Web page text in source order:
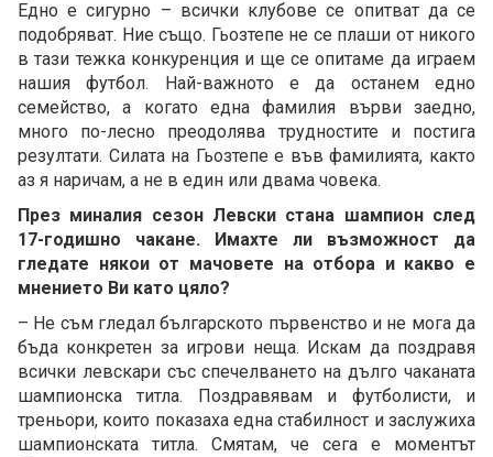
Едно е сигурно – всички клубове се опитват да се
подобряват. Ние също. Гьозтепе не се плаши от никого
в тази тежка конкуренция и ще се опитаме да играем
нашия футбол. Най-важното е да останем едно
семейство, а когато една фамилия върви заедно,
много по-лесно преодолява трудностите и постига
резултати. Силата на Гьозтепе е във фамилията, както
аз я наричам, а не в един или двама човека.
През миналия сезон Левски стана шампион след
17-годишно чакане. Имахте ли възможност да
гледате някои от мачовете на отбора и какво е
мнението Ви като цяло?
– Не съм гледал българското първенство и не мога да
бъда конкретен за игрови неща. Искам да поздравя
всички левскари със спечелването на дълго чаканата
шампионска титла. Поздравявам и футболисти, и
треньори, които показаха една стабилност и заслужиха
шампионската титла. Смятам, че сега е моментът